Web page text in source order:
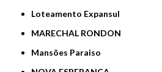
Loteamento Expansul
MARECHAL RONDON
Mansões Paraiso